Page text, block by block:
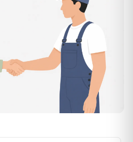
selbst auswählen.
einer normalen
Wohnung mit rund 65 m² liegen
etwa 1.840 €, das entspricht im
Quadratmeter. Zugänglichkeit
und Sperrmüllanteil verschieben
unten — den genauen
der Entrümpler nach kurzer
in Böhlen in Zukunft
in Böhlen stabil (±1